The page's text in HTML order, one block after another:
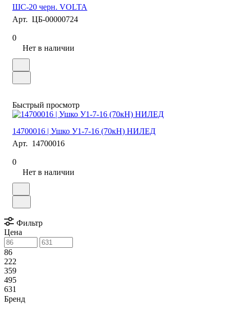
ШС-20 черн. VOLTA
Арт. ЦБ-00000724
0
Нет в наличии
Быстрый просмотр
14700016 | Ушко У1-7-16 (70кН) НИЛЕД
Арт. 14700016
0
Нет в наличии
Фильтр
Цена
86
222
359
495
631
Бренд